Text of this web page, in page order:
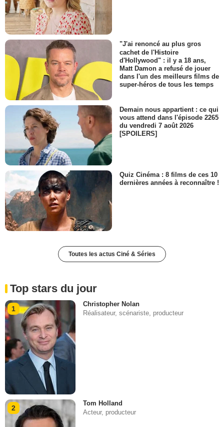
"J'ai renoncé au plus gros
cachet de l'Histoire
d'Hollywood" : il y a 18 ans,
Matt Damon a refusé de jouer
dans l'un des meilleurs films de
super-héros de tous les temps
Demain nous appartient : ce qui
vous attend dans l'épisode 2265
du vendredi 7 août 2026
[SPOILERS]
Quiz Cinéma : 8 films de ces 10
dernières années à reconnaître !
Toutes les actus Ciné & Séries
Top stars du jour
1
Christopher Nolan
Réalisateur, scénariste, producteur
2
Tom Holland
Acteur, producteur